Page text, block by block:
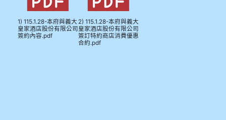
909林朝智
1) 115.1.28-本府與義大
皇家酒店股份有限公司
簽約內容.pdf
2) 115.1.28-本府與義大
皇家酒店股份有限公司
簽訂特約商店消費優惠
合約.pdf